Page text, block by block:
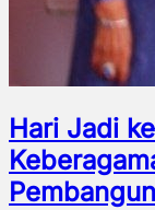
Hari Jadi